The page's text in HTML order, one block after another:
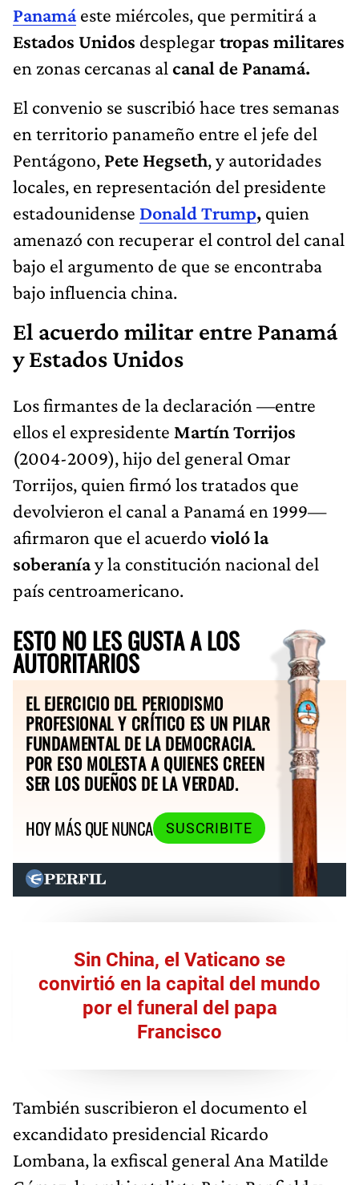
Panamáeste miércoles, que permitirá a
Estados Unidos desplegar tropas militares
en zonas cercanas al canal de Panamá.
El convenio se suscribió hace tres semanas
en territorio panameño entre el jefe del
Pentágono, Pete Hegseth, y autoridades
locales, en representación del presidente
estadounidense Donald Trump, quien
amenazó con recuperar el control del canal
bajo el argumento de que se encontraba
bajo influencia china.
El acuerdo militar entre Panamá
y Estados Unidos
Los firmantes de la declaración —entre
ellos el expresidente Martín Torrijos
(2004-2009), hijo del general Omar
Torrijos, quien firmó los tratados que
devolvieron el canal a Panamá en 1999—
afirmaron que el acuerdovioló la
soberaníay la constitución nacional del
país centroamericano.
ESTO NO LES GUSTA A LOS
AUTORITARIOS
EL EJERCICIO DEL PERIODISMO
PROFESIONAL Y CRÍTICO ES UN PILAR
FUNDAMENTAL DE LA DEMOCRACIA.
POR ESO MOLESTA A QUIENES CREEN
SER LOS DUEÑOS DE LA VERDAD.
HOY MÁS QUE NUNCA
SUSCRIBITE
Sin China, el Vaticano se
convirtió en la capital del mundo
por el funeral del papa
Francisco
También suscribieron el documento el
excandidato presidencial Ricardo
Lombana, la exfiscal general Ana Matilde